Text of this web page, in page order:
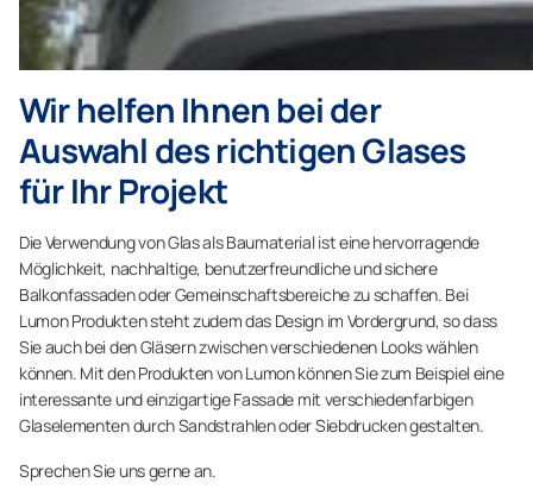
Wir helfen Ihnen bei der
Auswahl des richtigen Glases
für Ihr Projekt
Die Verwendung von Glas als Baumaterial ist eine hervorragende
Möglichkeit, nachhaltige, benutzerfreundliche und sichere
Balkonfassaden oder Gemeinschaftsbereiche zu schaffen. Bei
Lumon Produkten steht zudem das Design im Vordergrund, so dass
Sie auch bei den Gläsern zwischen verschiedenen Looks wählen
können. Mit den Produkten von Lumon können Sie zum Beispiel eine
interessante und einzigartige Fassade mit verschiedenfarbigen
Glaselementen durch Sandstrahlen oder Siebdrucken gestalten.
Sprechen Sie uns gerne an.